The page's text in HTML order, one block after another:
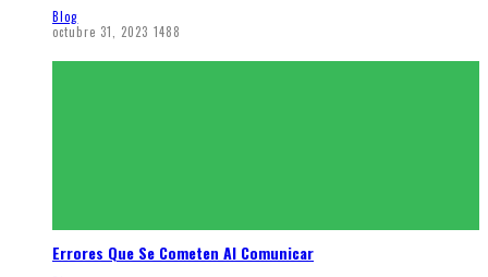
Blog
octubre 31, 2023 1488
Errores Que Se Cometen Al Comunicar